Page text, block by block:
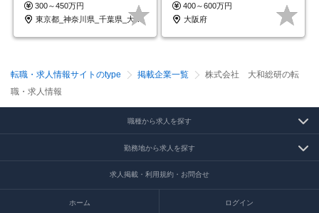
300～450万円
東京都_神奈川県_千葉県_大阪府_愛知県…
400～600万円
大阪府
転職・求人情報サイトのtype 掲載企業一覧
株式会社 大和総研の転
職・求人情報
職種から求人を探す
勤務地から求人を探す
求人掲載・利用規約・お問合せ
ホーム ログイン